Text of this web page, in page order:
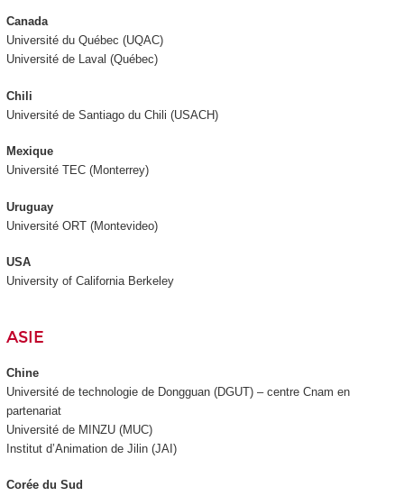
Canada
Université du Québec (UQAC)
Université de Laval (Québec)
Chili
Université de Santiago du Chili (USACH)
Mexique
Université TEC (Monterrey)
Uruguay
Université ORT (Montevideo)
USA
University of California Berkeley
ASIE
Chine
Université de technologie de Dongguan (DGUT) – centre Cnam en
partenariat
Université de MINZU (MUC)
Institut d’Animation de Jilin (JAI)
Corée du Sud